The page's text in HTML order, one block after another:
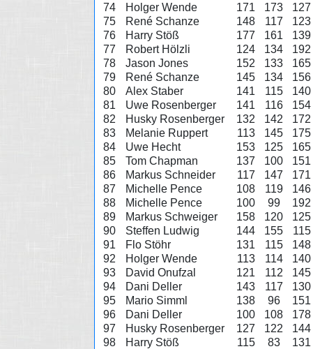
74
Holger Wende 171 173 127
75
René Schanze 148 117 123
76
Harry Stöß 177 161 139
77
Robert Hölzli 124 134 192
78
Jason Jones 152 133 165
79
René Schanze 145 134 156
80
Alex Staber 141 115 140
81
Uwe Rosenberger 141 116 154
82
Husky Rosenberger 132 142 172
83
Melanie Ruppert 113 145 175
84
Uwe Hecht 153 125 165
85
Tom Chapman 137 100 151
86
Markus Schneider 117 147 171
87
Michelle Pence 108 119 146
88
Michelle Pence 100 99 192
89
Markus Schweiger 158 120 125
90
Steffen Ludwig 144 155 115
91
Flo Stöhr 131 115 148
92
Holger Wende 113 114 140
93
David Onufzal 121 112 145
94
Dani Deller 143 117 130
95
Mario Simml 138 96 151
96
Dani Deller 100 108 178
97
Husky Rosenberger 127 122 144
98
Harry Stöß 115 83 131